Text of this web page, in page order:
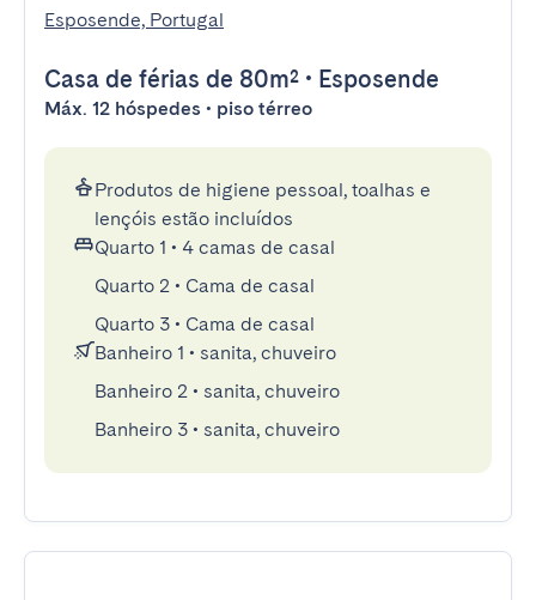
Esposende, Portugal
Casa de férias de 80m² • Esposende
Máx. 12 hóspedes • piso térreo
Produtos de higiene pessoal, toalhas e
lençóis estão incluídos
Quarto 1 • 4 camas de casal
Quarto 2 • Cama de casal
Quarto 3 • Cama de casal
Banheiro 1 • sanita, chuveiro
Banheiro 2 • sanita, chuveiro
Banheiro 3 • sanita, chuveiro